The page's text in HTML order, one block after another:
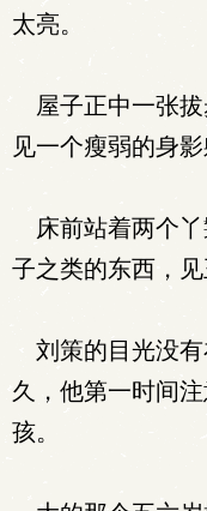
太亮。
屋子正中一张拔
见一个瘦弱的身影
床前站着两个丫
子之类的东西，见
刘策的目光没有
久，他第一时间
孩。